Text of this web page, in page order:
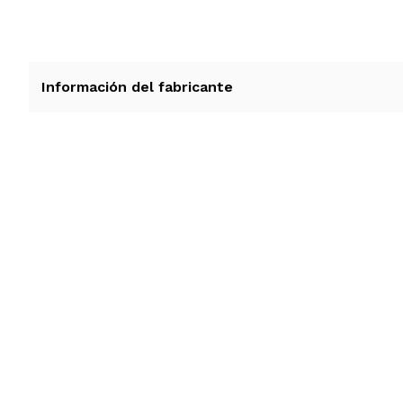
Información del fabricante